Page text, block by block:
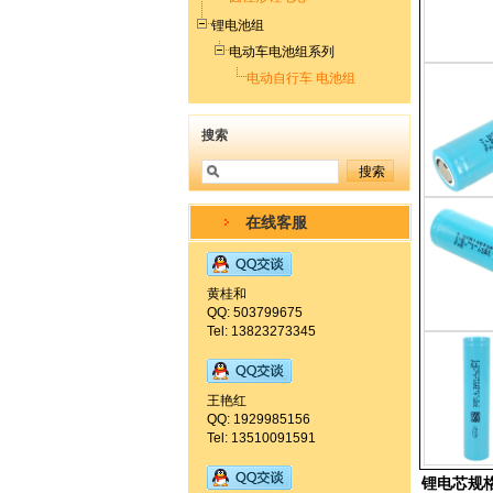
锂电池组
电动车电池组系列
电动自行车 电池组
搜索
在线客服
黄桂和
QQ: 503799675
Tel: 13823273345
王艳红
QQ: 1929985156
Tel: 13510091591
锂电芯规